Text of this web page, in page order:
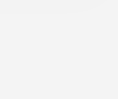
0 yıldız 0 müşteri